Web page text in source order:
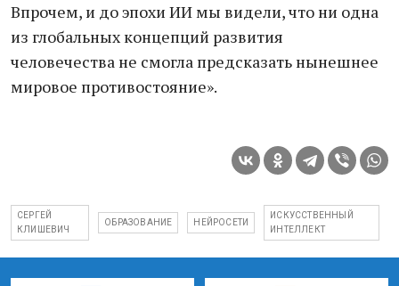
Впрочем, и до эпохи ИИ мы видели, что ни одна
из глобальных концепций развития
человечества не смогла предсказать нынешнее
мировое противостояние».
СЕРГЕЙ
КЛИШЕВИЧ
ОБРАЗОВАНИЕ НЕЙРОСЕТИ
ИСКУССТВЕННЫЙ
ИНТЕЛЛЕКТ